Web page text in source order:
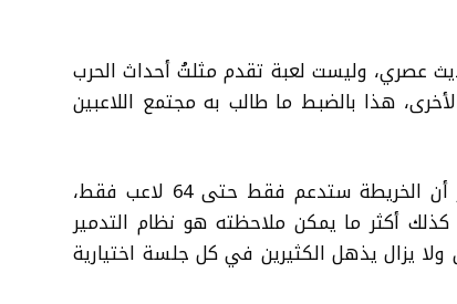
عصري، وليست لعبة تقدم مثلتُ أحداث الحرب
هذا بالضبط ما طالب به مجتمع اللاعبين
الفيديو المسرب الذي يمكنكم مشاهدته هنا، يظهر أن الخريطة ستدعم فقط حتى 64 لاعب فقط،
إلى نظام 120 لاعب فأكثر. كذلك أكثر ما يمكن ملاحظته هو نظام التدمير
ولا يزال يذهل الكثيرين في كل جلسة اختيارية